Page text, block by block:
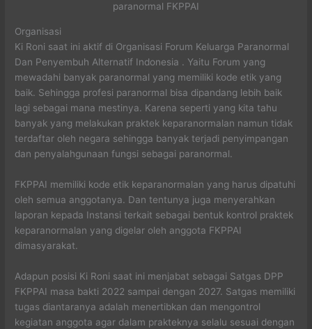
paranormal FKPPAI
Organisasi
Ki Roni saat ini aktif di Organisasi Forum Keluarga Paranormal
Dan Penyembuh Alternatif Indonesia . Yaitu Forum yang
mewadahi banyak paranormal yang memiliki kode etik yang
baik. Sehingga profesi paranormal bisa dipandang lebih baik
lagi sebagai mana mestinya. Karena seperti yang kita tahu
banyak yang melakukan praktek keparanormalan namun tidak
terdaftar oleh negara sehingga banyak terjadi penyimpangan
dan penyalahgunaan fungsi sebagai paranormal.
FKPPAI memiliki kode etik keparanormalan yang harus dipatuhi
oleh semua anggotanya. Dan tentunya juga menyerahkan
laporan kepada Instansi terkait sebagai bentuk kontrol praktek
keparanormalan yang digelar oleh anggota FKPPAI
dimasyarakat.
Adapun posisi Ki Roni saat ini menjabat sebagai Satgas DPP
FKPPAI masa bakti 2022 sampai dengan 2027. Satgas memiliki
tugas diantaranya adalah menertibkan dan mengontrol
kegiatan anggota agar dalam prakteknya selalu sesuai dengan